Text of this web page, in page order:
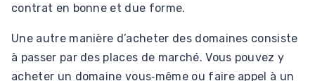
contrat en bonne et due forme.
Une autre manière d’acheter des domaines consiste
à passer par des places de marché. Vous pouvez y
acheter un domaine vous‑même ou faire appel à un